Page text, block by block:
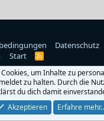
Datenschutz
Start
R
S
um Inhalte zu
zu halten. Durch die
du dich damit
Akzeptieren
Erfahre